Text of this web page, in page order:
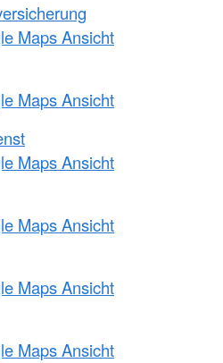
Maps Ansicht
Maps Ansicht
Maps Ansicht
Maps Ansicht
Maps Ansicht
Maps Ansicht